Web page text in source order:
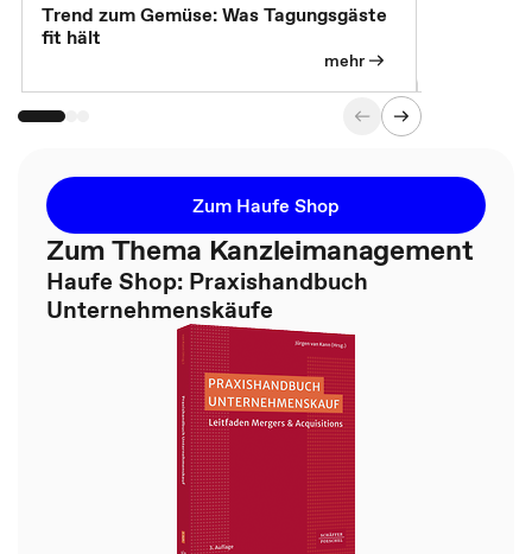
Trend zum Gemüse: Was Tagungsgäste
fit hält
mehr
Zum Haufe Shop
Zum Thema Kanzleimanagement
Haufe Shop: Praxishandbuch
Unternehmenskäufe